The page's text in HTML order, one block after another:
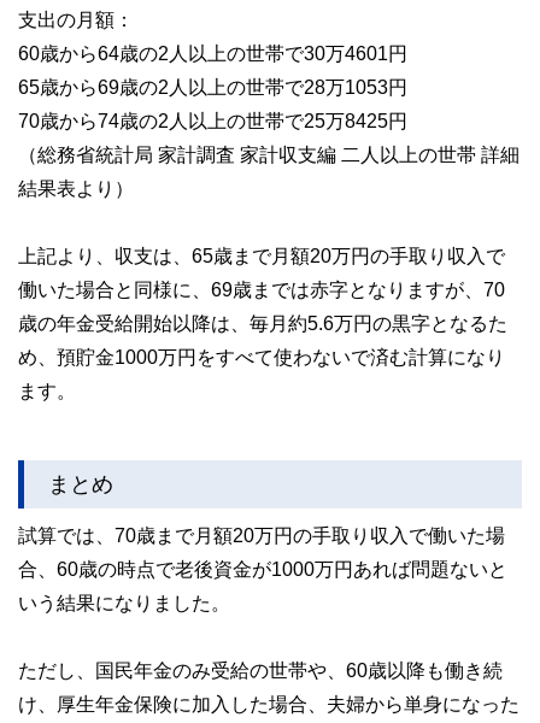
支出の月額：
60歳から64歳の2人以上の世帯で30万4601円
65歳から69歳の2人以上の世帯で28万1053円
70歳から74歳の2人以上の世帯で25万8425円
（総務省統計局 家計調査 家計収支編 二人以上の世帯 詳細
結果表より）
上記より、収支は、65歳まで月額20万円の手取り収入で
働いた場合と同様に、69歳までは赤字となりますが、70
歳の年金受給開始以降は、毎月約5.6万円の黒字となるた
め、預貯金1000万円をすべて使わないで済む計算になり
ます。
まとめ
試算では、70歳まで月額20万円の手取り収入で働いた場
合、60歳の時点で老後資金が1000万円あれば問題ないと
いう結果になりました。
ただし、国民年金のみ受給の世帯や、60歳以降も働き続
け、厚生年金保険に加入した場合、夫婦から単身になった